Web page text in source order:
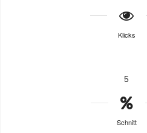
Klicks
5
Schnitt